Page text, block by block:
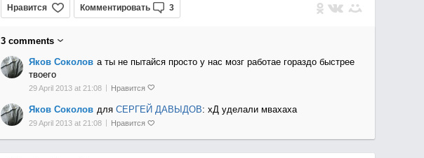
Нравится Комментировать 3
3comments
Яков Соколов а ты не пытайся просто у нас мозг работае гораздо быстрее
твоего
29 April 2013 at 21:08 Нравится
Яков Соколов для СЕРГЕЙ ДАВЫДОВ: хД уделали мвахаха
29 April 2013 at 21:08 Нравится